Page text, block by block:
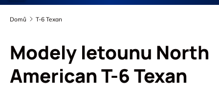
Domů T-6 Texan
Modely letounu North
American T-6 Texan